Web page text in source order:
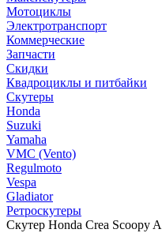
Мотоциклы
Электротранспорт
Коммерческие
Запчасти
Скидки
Квадроциклы и питбайки
Скутеры
Honda
Suzuki
Yamaha
VMC (Vento)
Regulmoto
Vespa
Gladiator
Ретроскутеры
Скутер Honda Crea Scoopy